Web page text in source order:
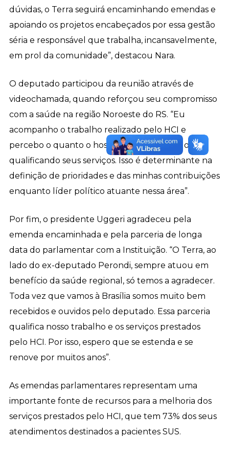
dúvidas, o Terra seguirá encaminhando emendas e
apoiando os projetos encabeçados por essa gestão
séria e responsável que trabalha, incansavelmente,
em prol da comunidade”, destacou Nara.
O deputado participou da reunião através de
videochamada, quando reforçou seu compromisso
com a saúde na região Noroeste do RS. “Eu
acompanho o trabalho realizado pelo HCI e
percebo o quanto o hospital está crescendo e
qualificando seus serviços. Isso é determinante na
definição de prioridades e das minhas contribuições
enquanto líder político atuante nessa área”.
Por fim, o presidente Uggeri agradeceu pela
emenda encaminhada e pela parceria de longa
data do parlamentar com a Instituição. “O Terra, ao
lado do ex-deputado Perondi, sempre atuou em
benefício da saúde regional, só temos a agradecer.
Toda vez que vamos à Brasília somos muito bem
recebidos e ouvidos pelo deputado. Essa parceria
qualifica nosso trabalho e os serviços prestados
pelo HCI. Por isso, espero que se estenda e se
renove por muitos anos”.
As emendas parlamentares representam uma
importante fonte de recursos para a melhoria dos
serviços prestados pelo HCI, que tem 73% dos seus
atendimentos destinados a pacientes SUS.